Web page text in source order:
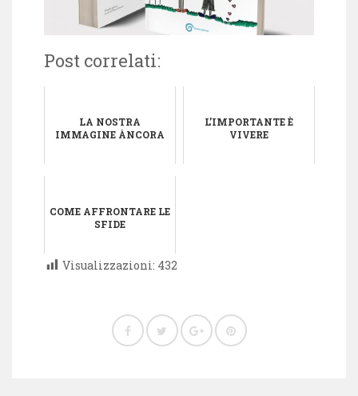
Post correlati:
LA NOSTRA
IMMAGINE ÀNCORA
L’IMPORTANTE È
VIVERE
COME AFFRONTARE LE
SFIDE
Visualizzazioni: 432